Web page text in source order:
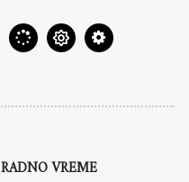
RADNO VREME